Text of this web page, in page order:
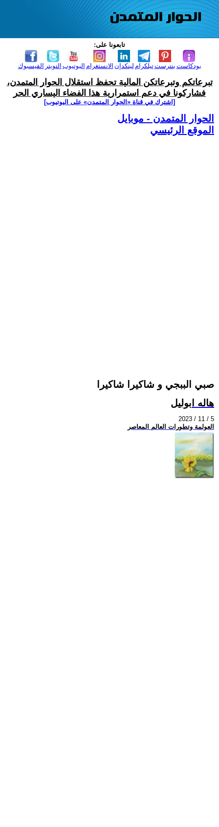
تابعونا على:
الفيسبوك التويتر اليوتيوب الانستغرام لينكدإن تيلكرامبنترست بودكاست
تبرعاتكم وتبرعاتكن المالية تحفظ استقلال الحوار المتمدن،
فشاركونا في دعم استمرارية هذا الفضاء اليساري الحر
[اشترك في قناة ‫«الحوار المتمدن» على اليوتيوب]
الحوار المتمدن - موبايل
الموقع الرئيسي
صبي الببجي و شاكيرا شاكيرا
هاله ابوليل
2023 / 11 / 5
العولمة وتطورات العالم المعاصر